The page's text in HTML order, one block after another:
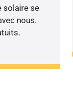
solaire se
nous.